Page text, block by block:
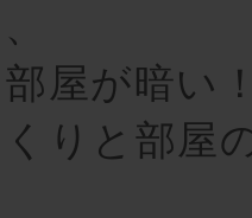
屋が暗い
りと部屋